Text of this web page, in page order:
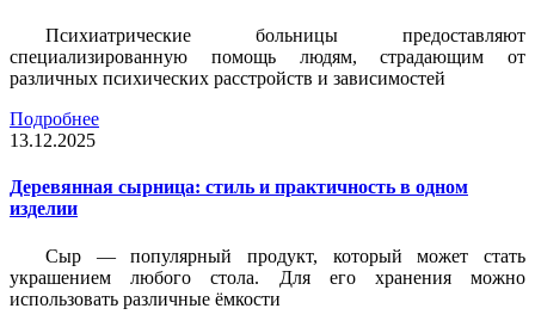
Психиатрические больницы предоставляют
специализированную помощь людям, страдающим от
различных психических расстройств и зависимостей
Подробнее
13.12.2025
Деревянная сырница: стиль и практичность в одном
изделии
Сыр — популярный продукт, который может стать
украшением любого стола. Для его хранения можно
использовать различные ёмкости